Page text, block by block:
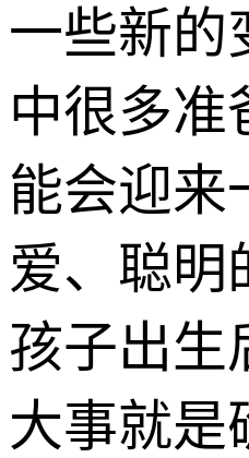
一些新的
中很多准
能会迎来
爱、聪明
孩子出生
大事就是